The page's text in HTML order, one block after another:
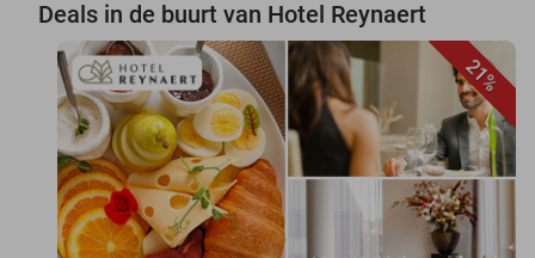
Deals in de buurt van Hotel Reynaert
21%